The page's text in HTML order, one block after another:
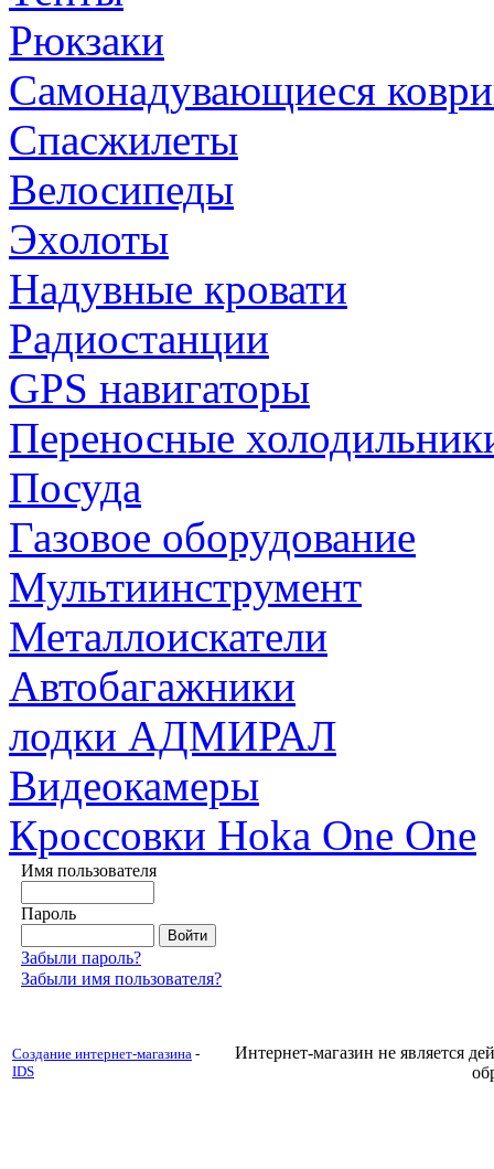
Рюкзаки
Самонадувающиеся
Спасжилеты
Велосипеды
Эхолоты
Надувные кровати
Радиостанции
GPS навигаторы
Переносные
Посуда
Газовое оборудование
Мультиинструмент
Металлоискатели
Автобагажники
лодки АДМИРАЛ
Видеокамеры
Кроссовки Hoka One One
Имя пользователя
Пароль
Забыли пароль?
Забыли имя пользователя?
Создание интернет-магазина -
IDS
Интернет-магазин не является